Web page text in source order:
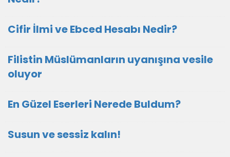
Cifir İlmi ve Ebced Hesabı Nedir?
Filistin Müslümanların uyanışına vesile
oluyor
En Güzel Eserleri Nerede Buldum?
Susun ve sessiz kalın!